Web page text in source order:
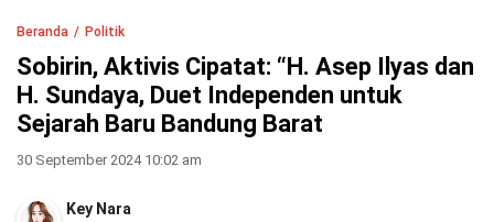
Beranda Politik
Sobirin, Aktivis Cipatat: “H. Asep Ilyas dan
H. Sundaya, Duet Independen untuk
Sejarah Baru Bandung Barat
30 September 2024 10:02 am
Key Nara